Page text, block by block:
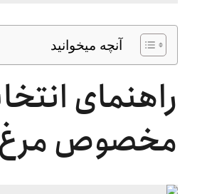
آنچه میخوانید
راهنمای
مخصوص